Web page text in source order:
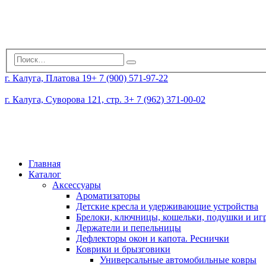
г. Калуга, Платова 19+ 7 (900) 571-97-22
г. Калуга, Суворова 121, стр. 3+ 7 (962) 371-00-02
Главная
Каталог
Аксессуары
Ароматизаторы
Детские кресла и удерживающие устройства
Брелоки, ключницы, кошельки, подушки и
Держатели и пепельницы
Дефлекторы окон и капота. Реснички
Коврики и брызговики
Универсальные автомобильные ковры